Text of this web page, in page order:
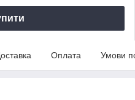
Оплата Умови